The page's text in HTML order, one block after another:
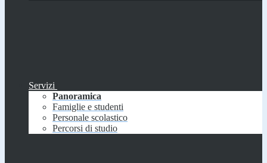
Servizi
Panoramica
Famiglie e studenti
Personale scolastico
Percorsi di studio